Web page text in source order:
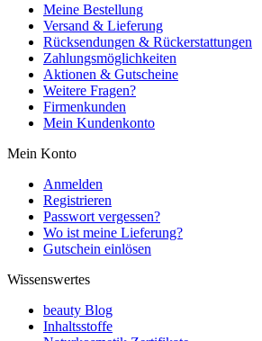
Meine Bestellung
Versand & Lieferung
Rücksendungen & Rückerstattungen
Zahlungsmöglichkeiten
Aktionen & Gutscheine
Weitere Fragen?
Firmenkunden
Mein Kundenkonto
Mein Konto
Anmelden
Registrieren
Passwort vergessen?
Wo ist meine Lieferung?
Gutschein einlösen
Wissenswertes
beauty Blog
Inhaltsstoffe